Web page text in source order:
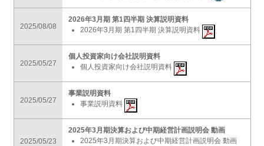
2025/08/08
2026年3月期 第1四半期 決算説明資料
2026年3月期 第1四半期 決算説明資料
2025/05/27
個人投資家向け会社説明資料
個人投資家向け会社説明資料
2025/05/27
事業説明資料
事業説明資料
2025/05/23
2025年3月期決算および中期経営計画説明会 動画
2025年3月期決算および中期経営計画説明会 動画